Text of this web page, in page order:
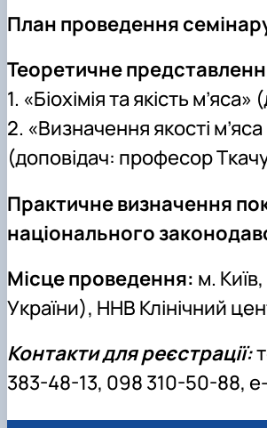
План проведення
Теоретичне
1. «Біохімія та якість
2. «Визначення якості
(доповідач: професор
Практичне визначення
національного
Місце проведення: м.
України), ННВ Клінічний
Контакти для реєстрації:
383-48-13, 098 310-50-88,